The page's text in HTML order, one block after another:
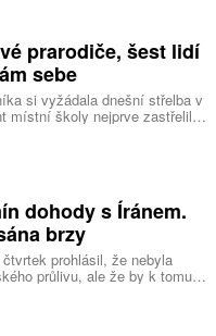
prarodiče, šest lidí
sebe
si vyžádala dnešní střelba v
místní školy nejprve zastřelil
se vydal do školy, kde zabil
a nakonec spáchal
dohody s Íránem.
brzy
prohlásil, že nebyla
průlivu, ale že by k tomu
dohody o tranzitu v úžině
problém.